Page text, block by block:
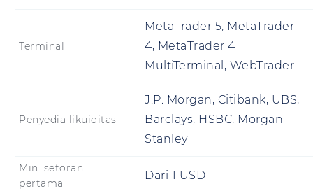
Terminal
MetaTrader 5, MetaTrader
4, MetaTrader 4
MultiTerminal, WebTrader
Penyedia likuiditas
J.P. Morgan, Citibank, UBS,
Barclays, HSBC, Morgan
Stanley
Min. setoran
pertama
Dari 1 USD